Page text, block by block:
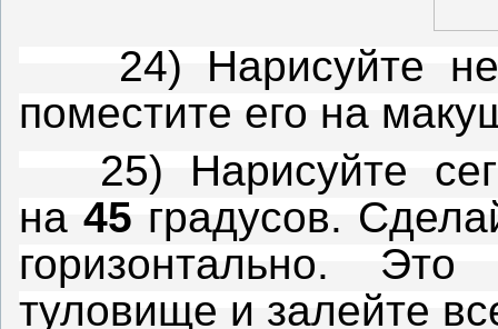
24) Нарисуйте
поместите его на
25) Нарисуйте
на 45 градусов.
горизонтально.
туловище и залейте